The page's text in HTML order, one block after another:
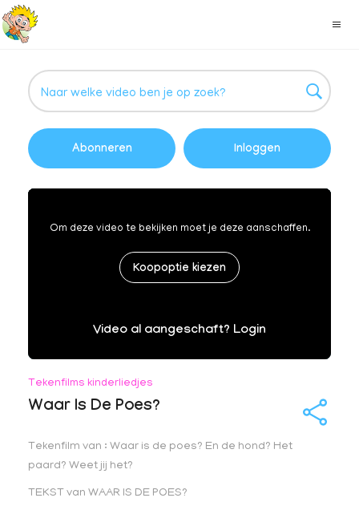
Om deze video te bekijken moet je deze aanschaffen.
Koopoptie kiezen
Video al aangeschaft? Login
Abonneren Inloggen
Tekenfilms kinderliedjes
Waar Is De Poes?
Tekenfilm van : Waar is de poes? En de hond? Het
paard? Weet jij het?
TEKST van WAAR IS DE POES?